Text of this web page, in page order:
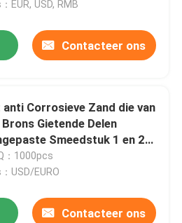
Eco gieten
EUR, USD, RMB
Contacteer ons
anti Corrosieve Zand die van
Gietende Delen
Smeedstuk 1 en 2
：1000pcs
USD/EURO
Contacteer ons